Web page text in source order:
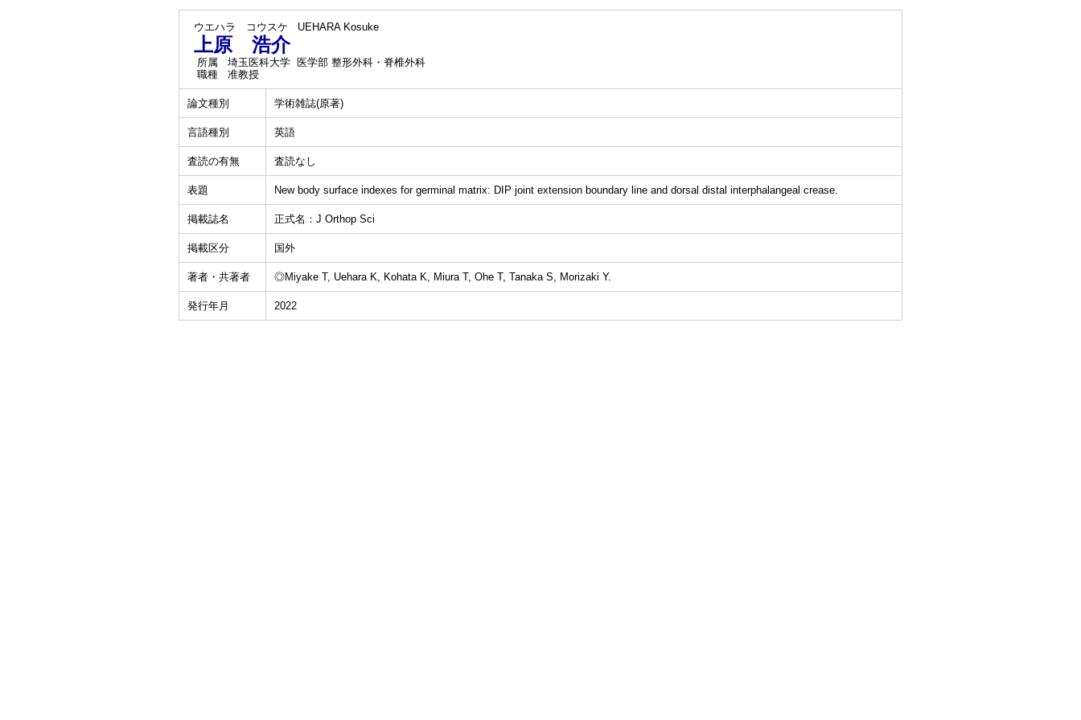
ウエハラ コウスケ UEHARA Kosuke
上原 浩介
所属
埼玉医科大学 医学部 整形外科・脊椎外科
職種
准教授
論文種別 学術雑誌(原著)
言語種別 英語
査読の有無 査読なし
表題 New body surface indexes for germinal matrix: DIP joint extension boundary line and dorsal distal interphalangeal crease.
掲載誌名 正式名：J Orthop Sci
掲載区分 国外
著者・共著者 ◎Miyake T, Uehara K, Kohata K, Miura T, Ohe T, Tanaka S, Morizaki Y.
発行年月 2022